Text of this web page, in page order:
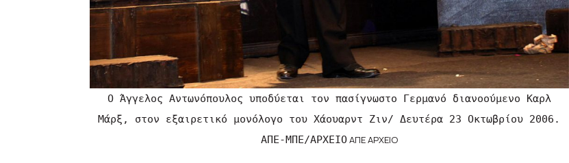
O Άγγελος Αντωνόπουλος υποδύεται τον πασίγνωστο Γερμανό διανοούμενο Καρλ
Μάρξ, στον εξαιρετικό μονόλογο του Χάουαρντ Ζιν/ Δευτέρα 23 Οκτωβρίου 2006.
ΑΠΕ-ΜΠΕ/ΑΡΧΕΙΟΑΠΕ ΑΡΧΕΙΟ